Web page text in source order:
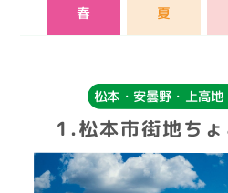
春 夏
松本・安曇野・上高
1.松本市街地ち